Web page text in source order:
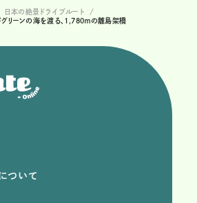
日本の絶景ドライブルート
グリーンの海を渡る、1,780ｍの離島架橋
ついて